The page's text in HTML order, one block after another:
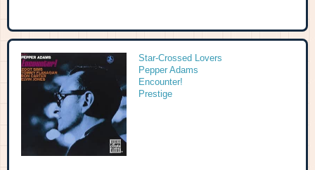
Star-Crossed Lovers
Pepper Adams
Encounter!
Prestige